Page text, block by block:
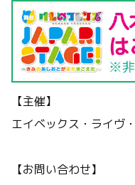
【主催】
エイベックス・ライヴ
【お問い合わせ】